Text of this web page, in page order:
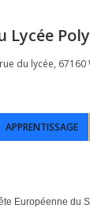
Lycée
du lycée,
APPRENTISSAGE
Européenne du